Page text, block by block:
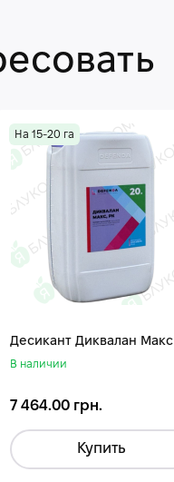
На 15-20 га
Десикант Диквалан Макс
В наличии
7 464.00 грн.
Купить